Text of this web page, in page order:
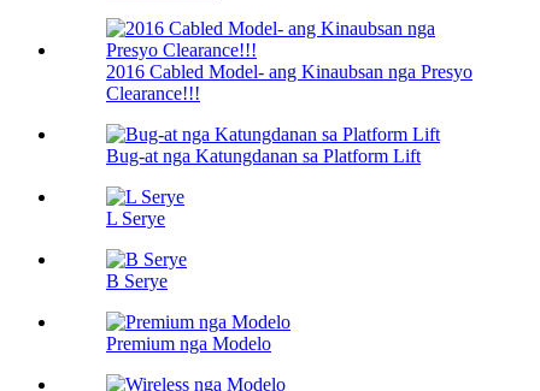
2016 Cabled Model- ang Kinaubsan nga Presyo
Clearance!!!
Bug-at nga Katungdanan sa Platform Lift
L Serye
B Serye
Premium nga Modelo